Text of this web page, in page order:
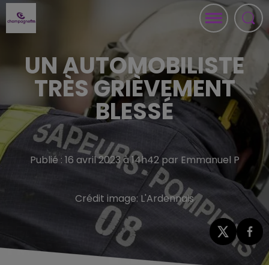
UN AUTOMOBILISTE
TRÈS GRIÈVEMENT
BLESSÉ
Publié : 16 avril 2023 à 14h42 par Emmanuel P
Crédit image: L'Ardennais